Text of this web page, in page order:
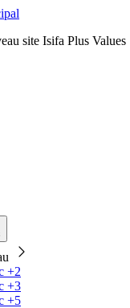
site Isifa Plus Values
+2
+3
+5